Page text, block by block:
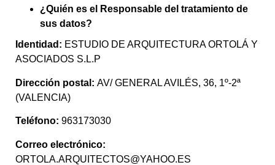
¿Quién es el Responsable del tratamiento de
sus datos?
Identidad: ESTUDIO DE ARQUITECTURA ORTOLÁ Y
ASOCIADOS S.L.P
Dirección postal: AV/ GENERAL AVILÉS, 36, 1º-2ª
(VALENCIA)
Teléfono: 963173030
Correo electrónico:
ORTOLA.ARQUITECTOS@YAHOO.ES